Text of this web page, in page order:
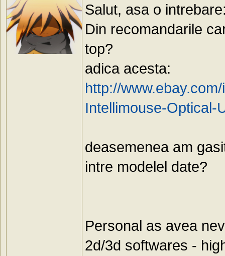
Salut, asa o
Din recomandarile
top?
adica acesta:
http://
Intellimouse-Optical-
deasemenea am
intre modelel date?
Personal as avea
2d/3d softwares -